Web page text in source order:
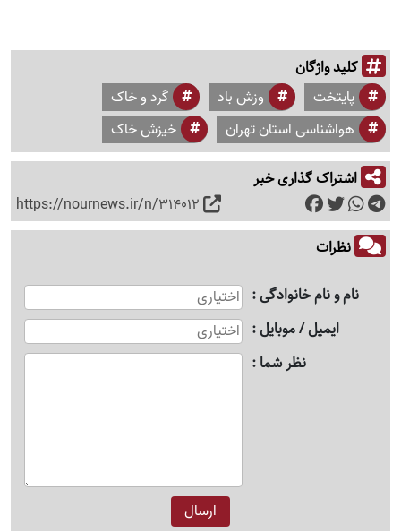
کلید واژگان
پایتخت وزش باد
گرد و خاک
هواشناسی استان تهران
خیزش خاک
اشتراک گذاری خبر
https://nournews.ir/n/314012
نظرات
نام و نام خانوادگی
ایمیل / موبایل
نظر شما